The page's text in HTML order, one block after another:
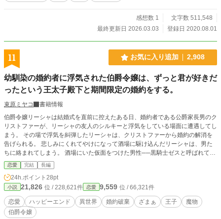
感想数 1
文字数 511,548
最終更新日 2026.03.03
登録日 2020.08.01
11 お気に入り追加 2,908
幼馴染の婚約者に浮気された伯爵令嬢は、ずっと君が好きだ
ったという王太子殿下と期間限定の婚約をする。
束原ミヤコ
書籍情報
伯爵令嬢リーシャは結婚式を直前に控えたある日、婚約者である公爵家長男のク
リストファーが、リーシャの友人のシルキーと浮気をしている場面に遭遇してし
まう。 その場で浮気を糾弾したリーシャは、クリストファーから婚約の解消を
告げられる。 悲しみにくれてやけになって酒場に駆け込んだリーシャは、男た
ちに絡まれてしまう。 酒場にいた仮面をつけた男性──黒騎士ゼスと呼ばれてい
る有名な冒険者にリーシャは助けられる。 それからしばらくして、誰とも結婚
しないで仕官先を探そうと奔走していたリーシャの元に、王家から手紙が届く。
それは、王太子殿下の侍女にならないかという誘いの手紙だった。 城に出向い
たリーシャを出迎えてくれたのは、黒騎士ゼス。 黒騎士ゼスの正体は、王太子
ゼフィラスであり、彼は言う。 一年前に街で見かけた時から、リーシャのこと
が好きだったのだと。 もう誰も好きにならないと決めたリーシャにゼフィラス
は持ちかける。 「婚約者のふりをしてみないか。もしリーシャが一年以内に俺
恋愛 完結 長編
24h.ポイント 28pt
小説 21,826 位 / 228,621件 恋愛 9,559 位 / 66,321件
恋愛 ハッピーエンド 異世界 婚約破棄 ざまぁ 王子
魔物
伯爵令嬢